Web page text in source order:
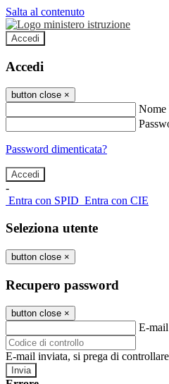
Salta al contenuto
Accedi
Accedi
button close ×
Nome
Password dimenticata?
-
Entra con SPID Entra con CIE
Seleziona utente
button close ×
Recupero password
button close ×
E-mail
E-mail inviata, si prega di